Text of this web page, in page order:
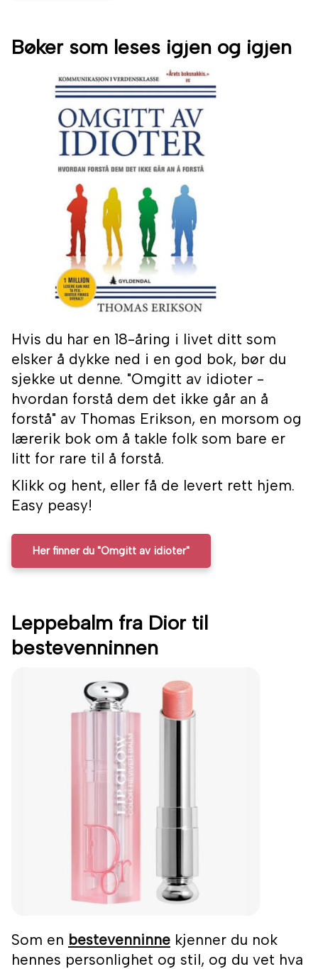
Bøker som leses igjen og igjen
Hvis du har en 18-åring i livet ditt som
elsker å dykke ned i en god bok, bør du
sjekke ut denne. "Omgitt av idioter -
hvordan forstå dem det ikke går an å
forstå" av Thomas Erikson, en morsom og
lærerik bok om å takle folk som bare er
litt for rare til å forstå.
Klikk og hent, eller få de levert rett hjem.
Easy peasy!
Her finner du "Omgitt av idioter"
Leppebalm fra Dior til
bestevenninnen
Som en bestevenninne kjenner du nok
hennes personlighet og stil, og du vet hva